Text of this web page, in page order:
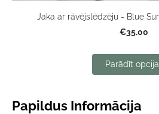
Papildus Informācija
Jaka ar rāvējslēdzēju - Blue
€35.00
Parādīt